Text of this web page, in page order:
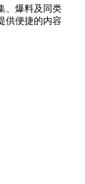
、爆料及同类
供便捷的内容